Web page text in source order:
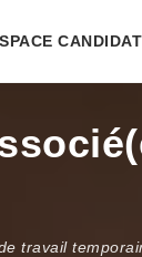
CANDIDAT
travail